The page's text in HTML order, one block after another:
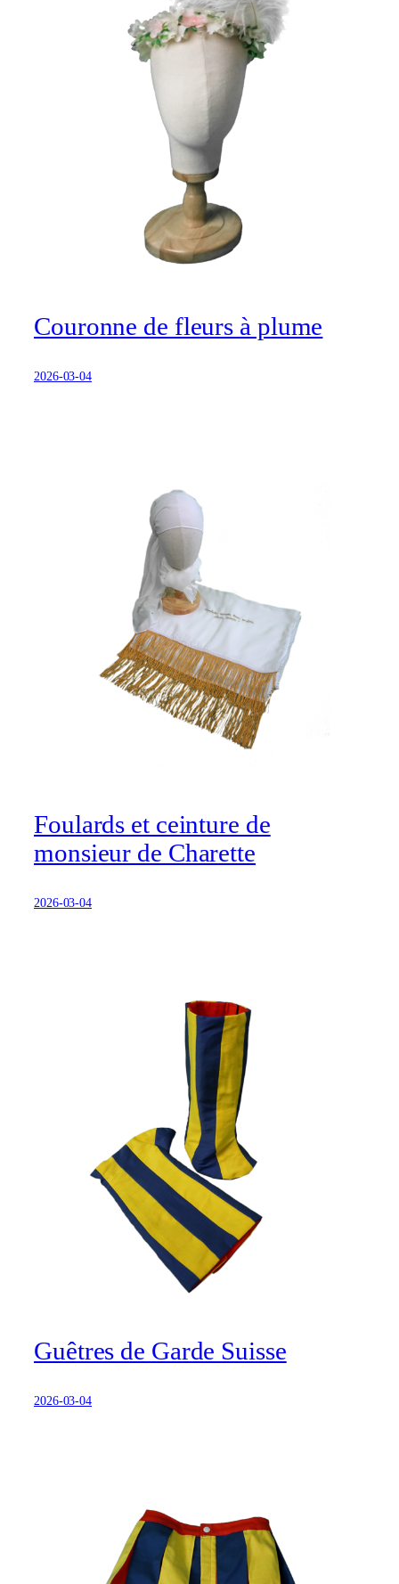
Couronne de fleurs à plume
2026-03-04
Foulards et ceinture de
monsieur de Charette
2026-03-04
Guêtres de Garde Suisse
2026-03-04